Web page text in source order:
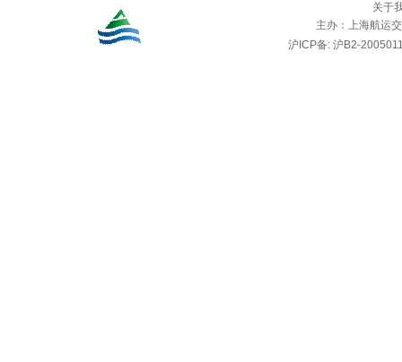
关于
主办： 上海航运
沪ICP备: 沪B2-